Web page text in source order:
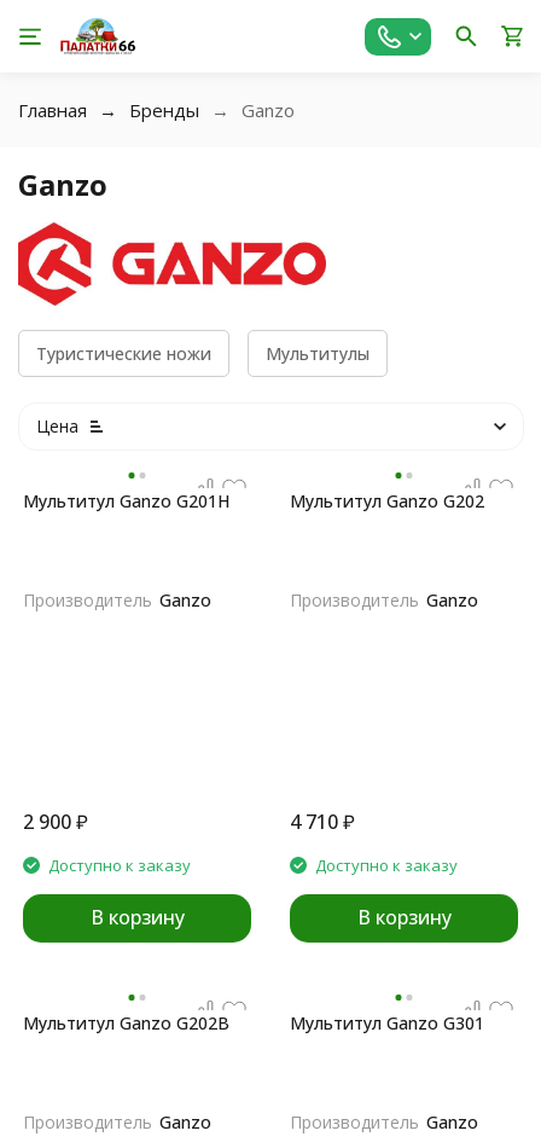
Главная Бренды Ganzo
Ganzo
Туристические ножи Мультитулы
Цена
Мультитул Ganzo G201H
Производитель Ganzo
2 900₽
Доступно к заказу
В корзину
Мультитул Ganzo G202
Производитель Ganzo
4 710₽
Доступно к заказу
В корзину
Мультитул Ganzo G202B
Производитель Ganzo
Мультитул Ganzo G301
Производитель Ganzo